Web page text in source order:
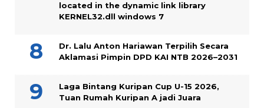
located in the dynamic link library
KERNEL32.dll windows 7
Dr. Lalu Anton Hariawan Terpilih Secara
Aklamasi Pimpin DPD KAI NTB 2026–2031
Laga Bintang Kuripan Cup U-15 2026,
Tuan Rumah Kuripan A jadi Juara